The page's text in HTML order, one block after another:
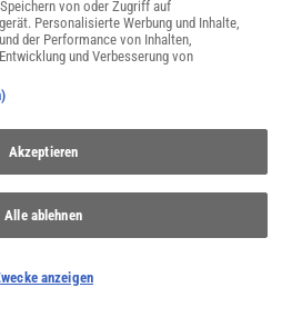
NACH OBEN
Shop und am Kiosk:
von oder Zugriff auf
Personalisierte Werbung und Inhalte,
der Performance von Inhalten,
und Verbesserung von
Akzeptieren
Alle ablehnen
anzeigen